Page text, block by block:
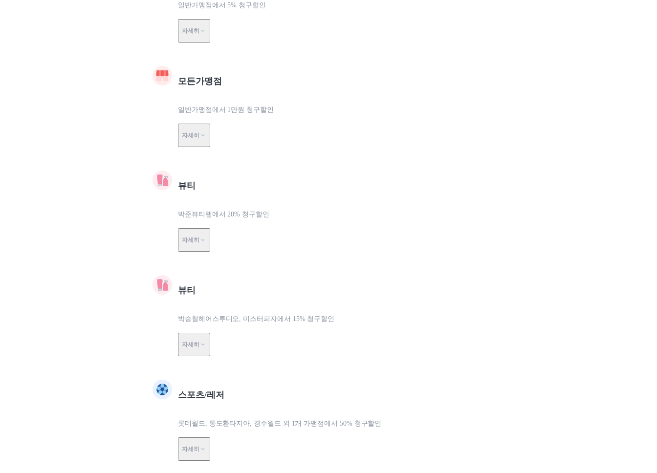
일반가맹점에서 5% 청구할인
자세히
모든가맹점
일반가맹점에서 1만원 청구할인
자세히
뷰티
박준뷰티랩에서 20% 청구할인
자세히
뷰티
박승철헤어스투디오, 미스터피자에서 15% 청구할인
자세히
스포츠/레저
롯데월드, 통도환타지아, 경주월드 외 1개 가맹점에서 50% 청구할인
자세히